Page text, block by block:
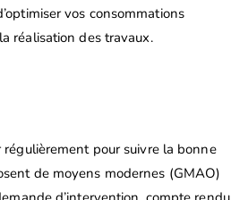
vos consommations
réalisation des travaux.
régulièrement pour suivre la bonne
de moyens modernes (GMAO)